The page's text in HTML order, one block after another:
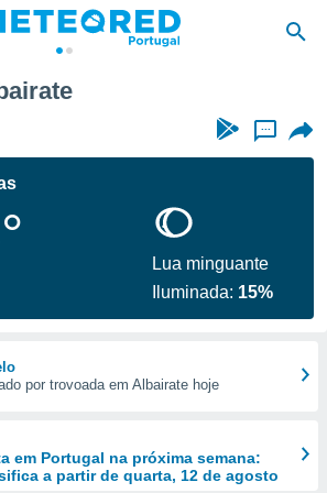
...
Lua minguante
Iluminada: 15%
por trovoada em Albairate hoje
em Portugal na próxima semana:
a partir de quarta, 12 de agosto